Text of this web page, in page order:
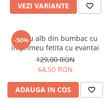
VEZI VARIANTE
-50%
Tricou alb din bumbac cu
imprimeu fetita cu evantai
129,00 RON
64,50 RON
ADAUGA IN COS